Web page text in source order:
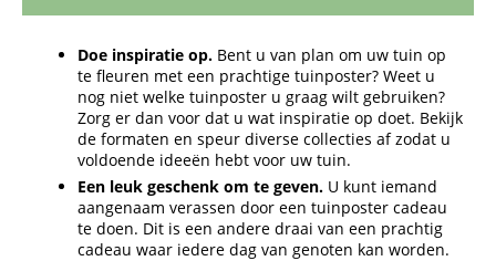
Doe inspiratie op. Bent u van plan om uw tuin op
te fleuren met een prachtige tuinposter? Weet u
nog niet welke tuinposter u graag wilt gebruiken?
Zorg er dan voor dat u wat inspiratie op doet. Bekijk
de formaten en speur diverse collecties af zodat u
voldoende ideeën hebt voor uw tuin.
Een leuk geschenk om te geven. U kunt iemand
aangenaam verassen door een tuinposter cadeau
te doen. Dit is een andere draai van een prachtig
cadeau waar iedere dag van genoten kan worden.